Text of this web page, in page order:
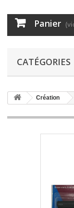
Panier
CATÉGORIES
Création